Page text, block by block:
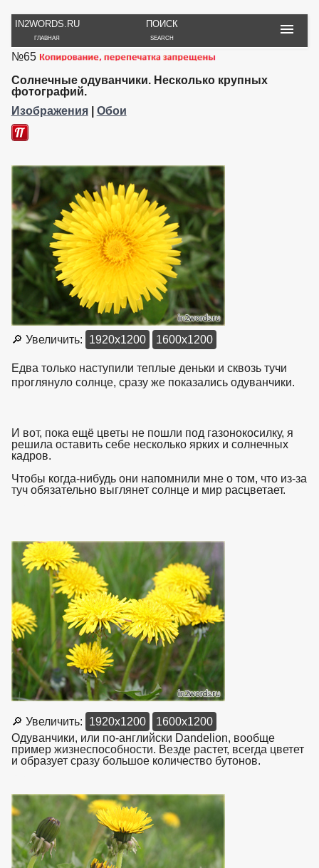
IN2WORDS.RU
ГЛАВНАЯ
ПОИСК
SEARCH
РУКОДЕЛИЕ ТОВАРЫ ПУТЕШЕСТВИЯ
ИГРЫ
И ИГРУШКИ НА РАБ. СТОЛ
№65
Солнечные одуванчики. Несколько крупных
фотографий.
Изображения| Обои
🔎 Увеличить: 1920x1200 1600x1200
Едва только наступили теплые деньки и сквозь тучи
проглянуло солнце, сразу же показались одуванчики.
И вот, пока ещё цветы не пошли под газонокосилку, я
решила оставить себе несколько ярких и солнечных
кадров.
Чтобы когда-нибудь они напомнили мне о том, что из-за
туч обязательно выглянет солнце и мир расцветает.
🔎 Увеличить: 1920x1200
1600x1200
Одуванчики, или по-английски Dandelion, вообще
пример жизнеспособности. Везде растет, всегда цветет
и образует сразу большое количество бутонов.